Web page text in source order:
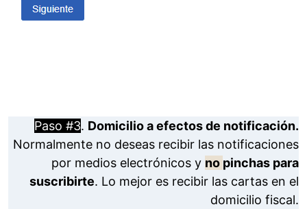
Paso #3. Domicilio a efectos de notificación.
Normalmente no deseas recibir las notificaciones
por medios electrónicos y no pinchas para
suscribirte. Lo mejor es recibir las cartas en el
domicilio fiscal.